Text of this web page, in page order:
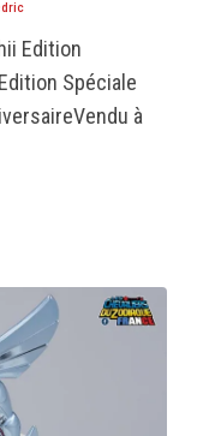
Edition
Spéciale
à